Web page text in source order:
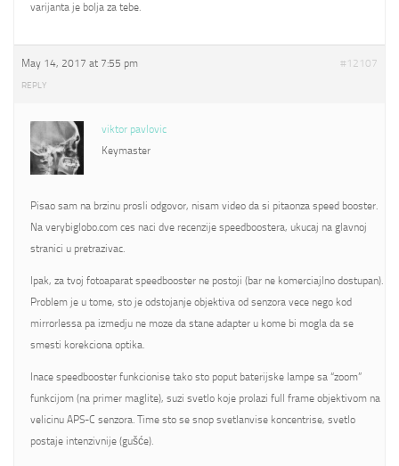
varijanta je bolja za tebe.
May 14, 2017 at 7:55 pm #12107
REPLY
viktor pavlovic
Keymaster
Pisao sam na brzinu prosli odgovor, nisam video da si pitaonza speed booster.
Na verybiglobo.com ces naci dve recenzije speedboostera, ukucaj na glavnoj
stranici u pretrazivac.
Ipak, za tvoj fotoaparat speedbooster ne postoji (bar ne komerciajlno dostupan).
Problem je u tome, sto je odstojanje objektiva od senzora vece nego kod
mirrorlessa pa izmedju ne moze da stane adapter u kome bi mogla da se
smesti korekciona optika.
Inace speedbooster funkcionise tako sto poput baterijske lampe sa “zoom”
funkcijom (na primer maglite), suzi svetlo koje prolazi full frame objektivom na
velicinu APS-C senzora. Time sto se snop svetlanvise koncentrise, svetlo
postaje intenzivnije (gušće).